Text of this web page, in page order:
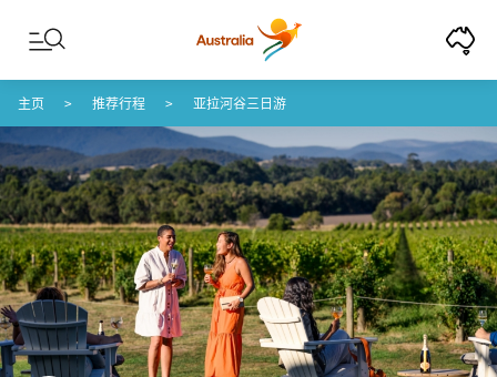
Skip to content
Skip to footer navigation
主页 推荐行程 亚拉河谷三日游